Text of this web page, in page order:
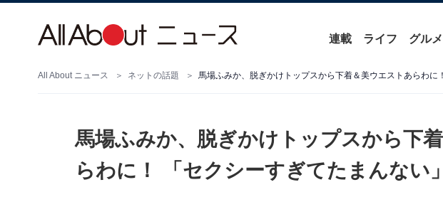
連載 ライフ グルメ
All About ニュース ネットの話題 馬場ふみか、脱ぎかけトップスから下着＆美ウエストあらわに
馬場ふみか、脱ぎかけトップスから下
らわに！ 「セクシーすぎてたまんない